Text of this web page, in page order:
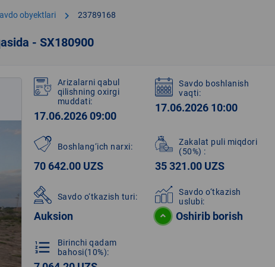
obyektlari chevron_right 23789168
- SX180900
Arizalarni qabul
qilishning oxirgi
muddati:
17.06.2026 09:00
Savdo boshlanish
vaqti:
17.06.2026 10:00
Boshlang‘ich narxi:
70 642.00 UZS
Zakalat puli miqdori
(50%) :
35 321.00 UZS
Savdo o‘tkazish turi:
Auksion
Savdo o‘tkazish
uslubi:
Oshirib borish
format_list_numbered
Birinchi qadam
bahosi(10%):